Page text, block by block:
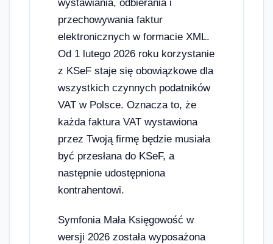
wystawiania, odbierania i
przechowywania faktur
elektronicznych w formacie XML.
Od 1 lutego 2026 roku korzystanie
z KSeF staje się obowiązkowe dla
wszystkich czynnych podatników
VAT w Polsce. Oznacza to, że
każda faktura VAT wystawiona
przez Twoją firmę będzie musiała
być przesłana do KSeF, a
następnie udostępniona
kontrahentowi.
Symfonia Mała Księgowość w
wersji 2026 została wyposażona